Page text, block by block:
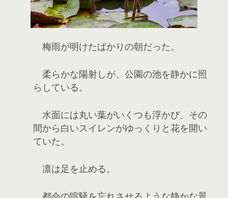
梅雨が明けたばかりの朝だった。
柔らかな陽射しが、公園の池を静かに照
らしている。
水面には丸い葉がいくつも浮かび、その
間から白いスイレンがゆっくりと花を開い
ていた。
凛は足を止める。